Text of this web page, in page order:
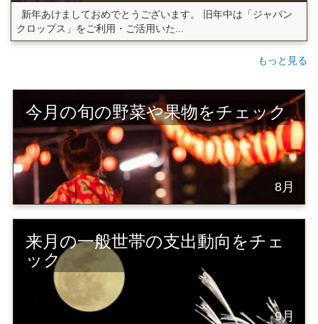
新年あけましておめでとうございます。 旧年中は「ジャパン
クロップス」をご利用・ご活用いた...
もっと見る
今月の旬の野菜や果物をチェック
8月
来月の一般世帯の支出動向をチェ
ック
9月